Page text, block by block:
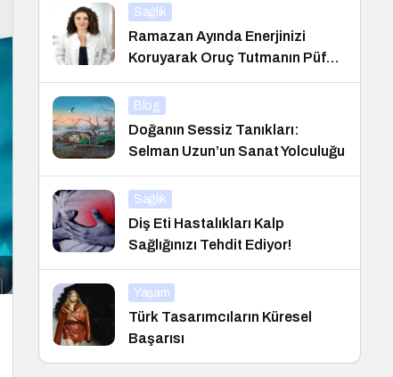
Sağlık
Ramazan Ayında Enerjinizi
Koruyarak Oruç Tutmanın Püf
Noktaları
Blog
Doğanın Sessiz Tanıkları:
Selman Uzun’un Sanat Yolculuğu
Sağlık
Diş Eti Hastalıkları Kalp
Sağlığınızı Tehdit Ediyor!
Yaşam
Türk Tasarımcıların Küresel
Başarısı